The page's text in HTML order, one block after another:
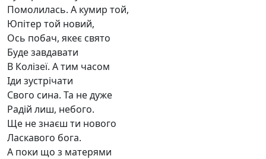
Помолилась. А кумир той,
Юпітер той новий,
Ось побач, якеє свято
Буде завдавати
В Колізеї. А тим часом
Іди зустрічати
Свого сина. Та не дуже
Радій лиш, небого.
Ще не знаєш ти нового
Ласкавого бога.
А поки що з матерями